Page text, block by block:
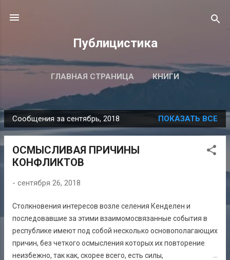
Публицистика
ГЛАВНАЯ СТРАНИЦА КНИГИ
ПОДРОБНЕЕ…
С
о
щ
Сообщения за сентябрь, 2018 ПОКАЗАТЬ ВСЕ
ОСМЫСЛИВАЯ ПРИЧИНЫ
КОНФЛИКТОВ
- сентября 26, 2018
Столкновения интересов возле селения Кенделен и
последовавшие за этими взаимомосвязанные события в
республике имеют под собой несколько основополагающих
причин, без четкого осмысления которых их повторение
неизбежно, так как, скорее всего, есть силы,